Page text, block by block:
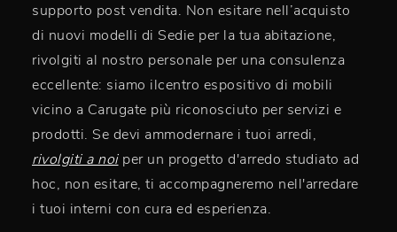
supporto post vendita. Non esitare nell’acquisto
di nuovi modelli di Sedie per la tua abitazione,
rivolgiti al nostro personale per una consulenza
eccellente: siamo ilcentro espositivo di mobili
vicino a Carugate più riconosciuto per servizi e
prodotti. Se devi ammodernare i tuoi arredi,
rivolgiti a noiper un progetto d'arredo studiato ad
hoc, non esitare, ti accompagneremo nell'arredare
i tuoi interni con cura ed esperienza.